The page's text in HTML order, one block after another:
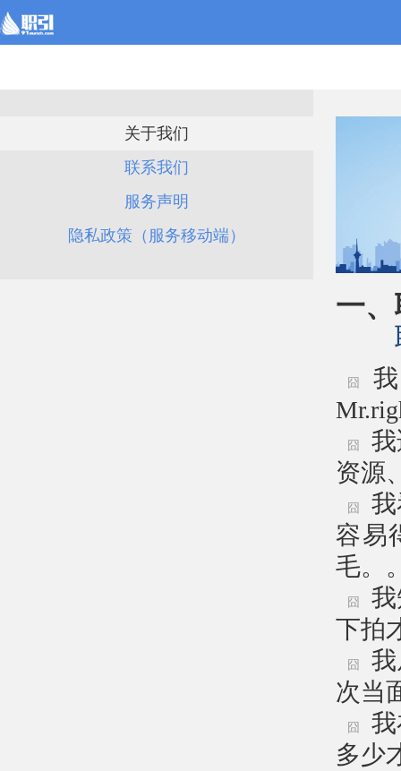
关于我们
联系我们
服务声明
隐私政策（服务移动端）
一
囧
囧
资源
囧
容易
毛。
囧
下拍
囧
次当
囧
多少